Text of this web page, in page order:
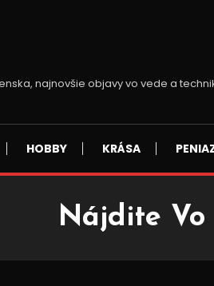
najnovšie objavy vo vede a
HOBBY KRÁSA
Nájdite Vo